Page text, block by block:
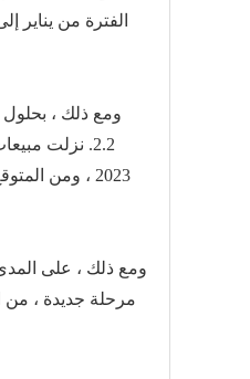
2.2. نزلت
2023 ، ومن المتوقع أن يصل إجمالي حجم المبيعات إلى 3.8 مليون في عام 2023 ، بزيادة قدرها 15٪ على أساس سنوي ؛
ومع ذلك ، على
مرحلة جديدة ، من